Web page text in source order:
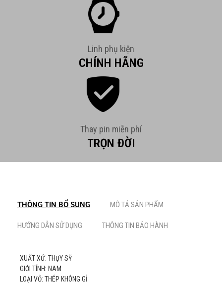
Linh phụ kiện
CHÍNH HÃNG
Thay pin miễn phí
TRỌN ĐỜI
THÔNG TIN BỔ SUNG MÔ TẢ SẢN PHẨM
HƯỚNG DẪN SỬ DỤNG THÔNG TIN BẢO HÀNH
XUẤT XỨ: THỤY SỸ
GIỚI TÍNH: NAM
LOẠI VỎ: THÉP KHÔNG GỈ